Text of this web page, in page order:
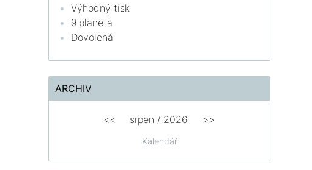
Výhodný tisk
9.planeta
Dovolená
ARCHIV
Kalendář
<< srpen / 2026 >>